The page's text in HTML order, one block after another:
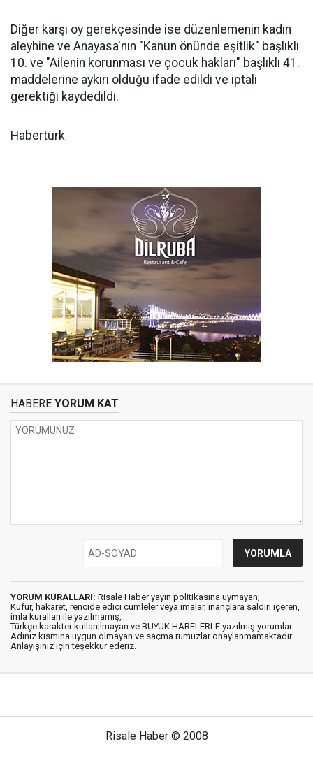
Diğer karşı oy gerekçesinde ise düzenlemenin kadın
aleyhine ve Anayasa'nın "Kanun önünde eşitlik" başlıklı
10. ve "Ailenin korunması ve çocuk hakları" başlıklı 41.
maddelerine aykırı olduğu ifade edildi ve iptali
gerektiği kaydedildi.
Habertürk
HABERE YORUM KAT
YORUM KURALLARI: Risale Haber yayın politikasına uymayan;
Küfür, hakaret, rencide edici cümleler veya imalar, inançlara saldırı içeren,
imla kuralları ile yazılmamış,
Türkçe karakter kullanılmayan ve BÜYÜK HARFLERLE yazılmış yorumlar
Adınız kısmına uygun olmayan ve saçma rumuzlar onaylanmamaktadır.
Anlayışınız için teşekkür ederiz.
Risale Haber © 2008